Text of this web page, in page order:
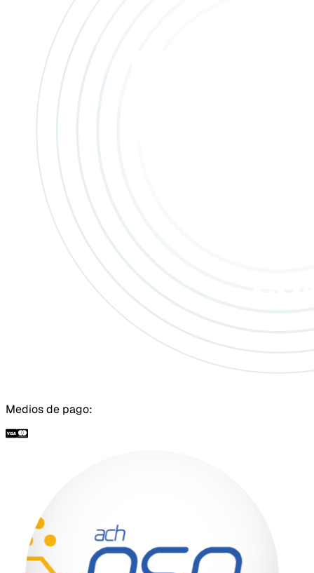
Medios de pago: